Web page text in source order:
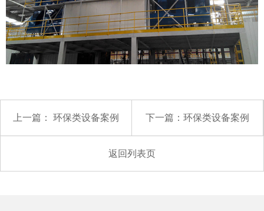
上一篇： 环保类设备案例 下一篇： 环保类设备案例
返回列表页